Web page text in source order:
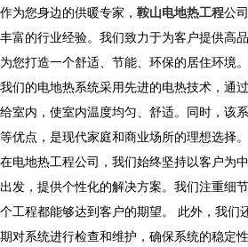
作为您身边的供暖专家， 鞍山电地热工程公
丰富的行业经验。我们致力于为客户提供高
为您打造一个舒适、节能、环保的居住环境。
我们的电地热系统采用先进的电热技术，通
给室内，使室内温度均匀、舒适。同时，该
等优点，是现代家庭和商业场所的理想选择。
在电地热工程公司，我们始终坚持以客户为
出发，提供个性化的解决方案。我们注重细
个工程都能够达到客户的期望。 此外，我们
期对系统进行检查和维护，确保系统的稳定